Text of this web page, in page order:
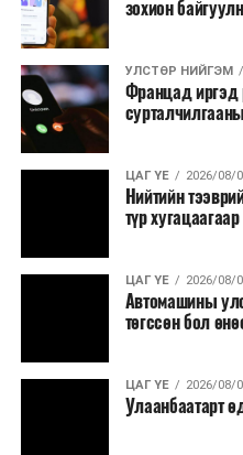
зохион
УЛСТӨР НИЙГЭМ
Францад иргэд
ЦАГ ҮЕ 2026/08/
Нийтийн
түр
ЦАГ ҮЕ 2026/08/
Автомашины
төгссөн бол
ЦАГ ҮЕ 2026/08/
Улаанбаатарт